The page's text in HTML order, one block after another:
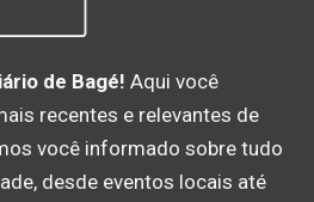
de Bagé! Aqui você
recentes e relevantes de
você informado sobre tudo
desde eventos locais até